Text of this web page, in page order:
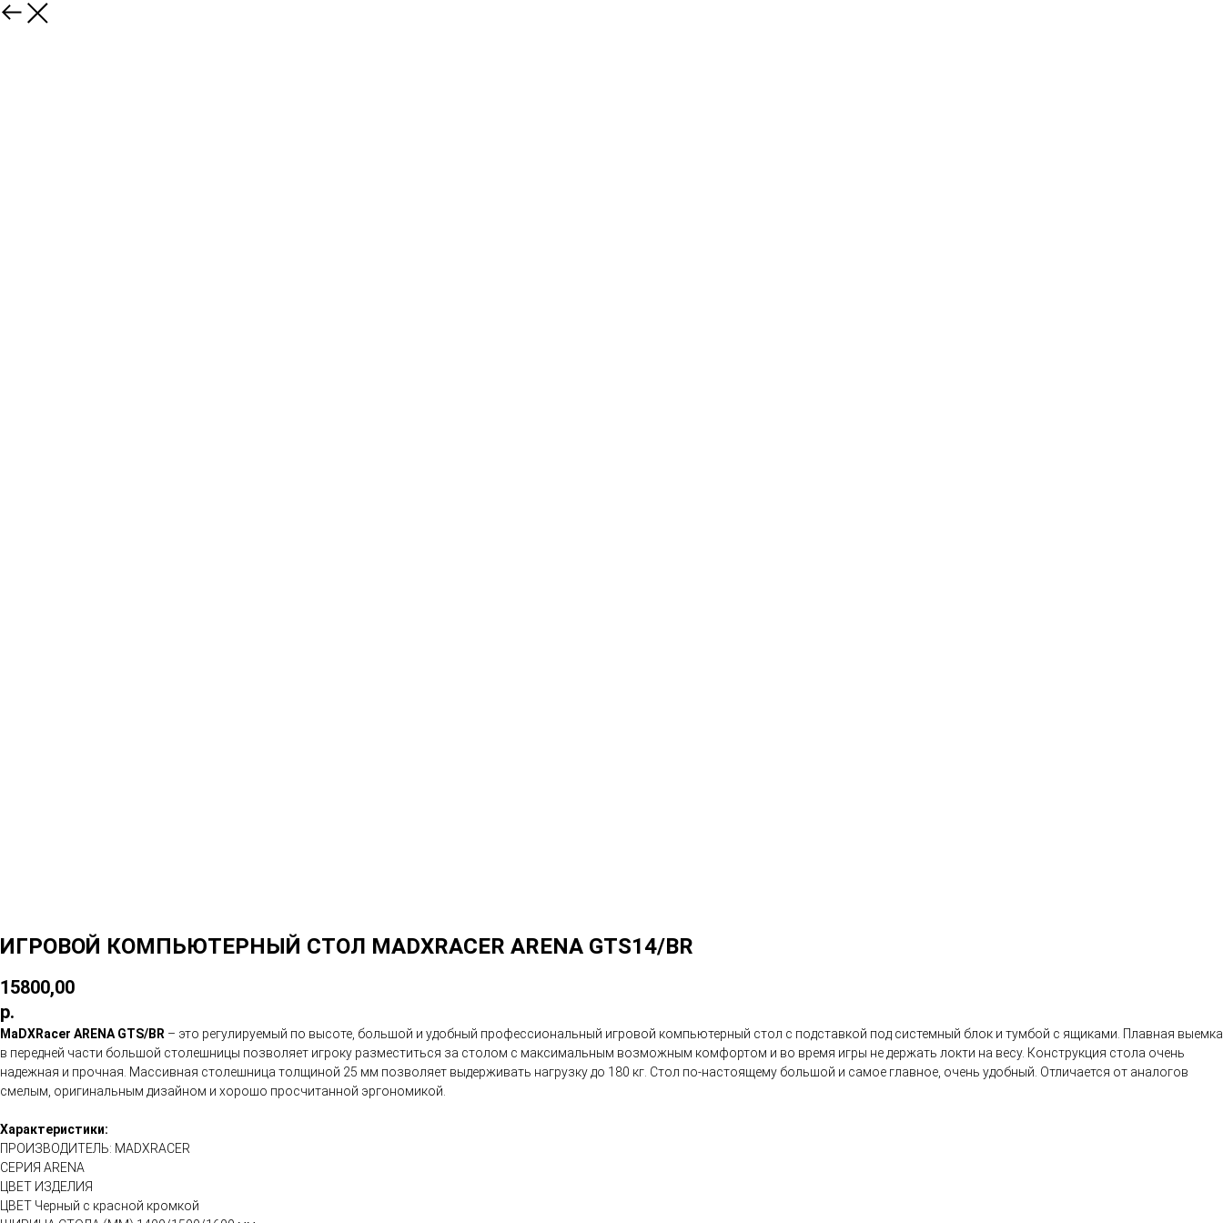
ИГРОВОЙ КОМПЬЮТЕРНЫЙ СТОЛ MADXRACER ARENA GTS14/BR
15800,00
р.
MaDXRacer ARENA GTS/BR – это регулируемый по высоте, большой и удобный профессиональный игровой компьютерный стол с подставкой под системный блок и тумбой с ящиками. Плавная выемка
в передней части большой столешницы позволяет игроку разместиться за столом с максимальным возможным комфортом и во время игры не держать локти на весу. Конструкция стола очень
надежная и прочная. Массивная столешница толщиной 25 мм позволяет выдерживать нагрузку до 180 кг. Стол по-настоящему большой и самое главное, очень удобный. Отличается от аналогов
смелым, оригинальным дизайном и хорошо просчитанной эргономикой.
Характеристики:
ПРОИЗВОДИТЕЛЬ: MADXRACER
СЕРИЯ ARENA
ЦВЕТ ИЗДЕЛИЯ
ЦВЕТ Черный с красной кромкой